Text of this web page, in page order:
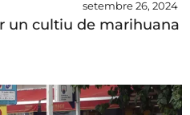
setembre 26, 2024
un cultiu de marihuana